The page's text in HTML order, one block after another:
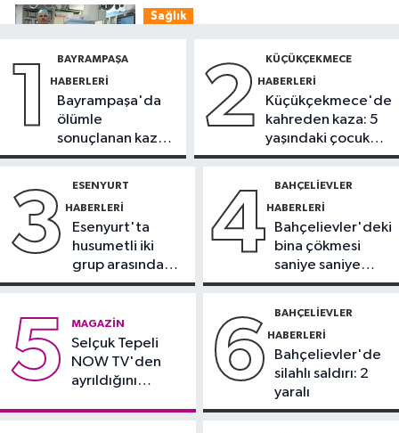
Sağlık
teknolojiyle uzuv kayıpları önleniyor'
Güncel
listesi İzmitlileri kızdırdı
içinden yürüyerek geçiyorlar
bugünden şekilleniyor’
1 BAYRAMPAŞA
HABERLERI
Bayrampaşa'da
ölümle
sonuçlanan kaza:
Sürücü
2 KÜÇÜKÇEKMECE
HABERLERI
Küçükçekmece'de
kahreden kaza: 5
yaşındaki çocuk
yoğun bakımda
3 ESENYURT
HABERLERI
Esenyurt'ta
husumetli iki
grup arasında
silahlı kavga
4 BAHÇELIEVLER
HABERLERI
Bahçelievler'deki
bina çökmesi
saniye saniye
görüntülendi
5 MAGAZIN
Selçuk Tepeli
NOW TV'den
ayrıldığını
6 BAHÇELIEVLER
HABERLERI
Bahçelievler'de
silahlı saldırı: 2
yaralı